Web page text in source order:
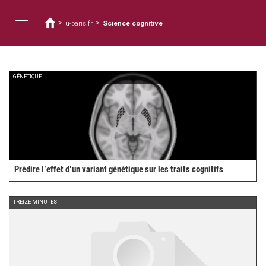
main
navigation
are
here
> u-paris.fr > Science cognitive
GÉNÉTIQUE
Prédire l’effet d’un variant génétique sur les traits cognitifs
TREIZE MINUTES